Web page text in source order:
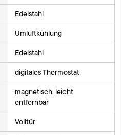
Edelstahl
Umluftkühlung
Edelstahl
digitales Thermostat
magnetisch, leicht
entfernbar
Volltür